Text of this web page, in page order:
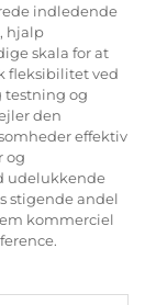
indledende
hjalp
skala for at
fleksibilitet ved
og
den
effektiv
og
udelukkende
stigende andel
kommerciel